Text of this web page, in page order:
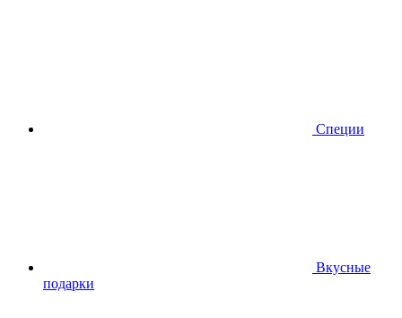
Специи
Вкусные
подарки